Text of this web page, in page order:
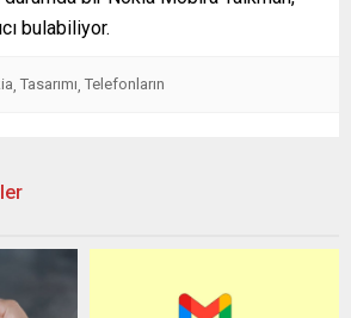
bulabiliyor.
Tasarımı Telefonların